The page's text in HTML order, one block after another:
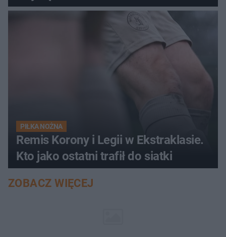
PIŁKA NOŻNA
Remis Korony i Legii w Ekstraklasie.
Kto jako ostatni trafił do siatki
ZOBACZ WIĘCEJ